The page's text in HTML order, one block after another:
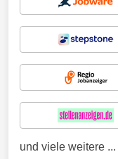
und viele weitere ...